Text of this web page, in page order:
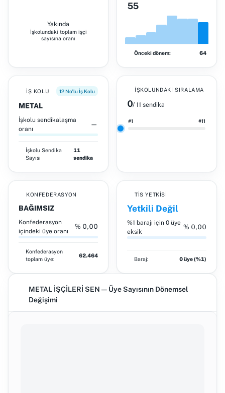
Yakında
İşkolundaki toplam işçi
sayısına oranı
55
Önceki dönem: 64
İŞ KOLU 12 No'lu İş Kolu
METAL
İşkolu sendikalaşma
oranı
—
İşkolu Sendika
Sayısı
11
sendika
İŞKOLUNDAKI SIRALAMA
0/ 11 sendika
#1 #11
KONFEDERASYON
BAĞIMSIZ
Konfederasyon
içindeki üye oranı
% 0,00
Konfederasyon
toplam üye:
62.464
TİS YETKISI
Yetkili Değil
%1 barajı için 0 üye
eksik
% 0,00
Baraj: 0 üye (%1)
METAL İŞÇİLERİ SEN — Üye Sayısının Dönemsel
Değişimi